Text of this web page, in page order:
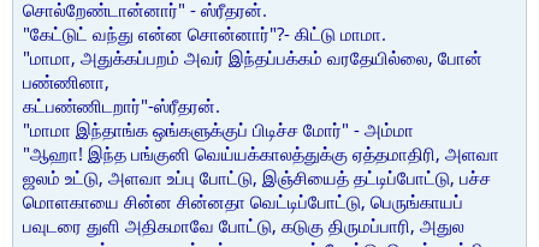
சொல்றேண்டான்னார்" - ஸ்ரீதரன்.
"கேட்டுட் வந்து என்ன சொன்னார்"?- கிட்டு மாமா.
"மாமா, அதுக்கப்பறம் அவர் இந்தப்பக்கம் வரதேயில்லை, போன்
பண்ணினா,
கட்பண்ணிடறார்"-ஸ்ரீதரன்.
"மாமா இந்தாங்க ஒங்களுக்குப் பிடிச்ச மோர்" - அம்மா
"ஆஹா! இந்த பங்குனி வெய்யக்காலத்துக்கு ஏத்தமாதிரி, அளவா
ஜலம் உட்டு, அளவா உப்பு போட்டு, இஞ்சியைத் தட்டிப்போட்டு, பச்ச
மொளகாயை சின்ன சின்னதா வெட்டிப்போட்டு, பெருங்காயப்
பவுடரை துளி அதிகமாவே போட்டு, கடுகு திருமப்பாரி, அதுல